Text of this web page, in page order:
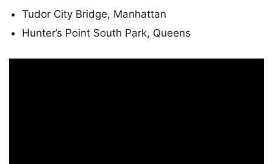
Tudor City Bridge, Manhattan
Hunter’s Point South Park, Queens